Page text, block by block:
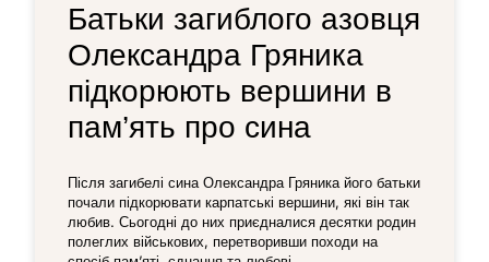
Батьки загиблого азовця
Олександра Гряника
підкорюють вершини в
пам’ять про сина
Після загибелі сина Олександра Гряника його батьки
почали підкорювати карпатські вершини, які він так
любив. Сьогодні до них приєдналися десятки родин
полеглих військових, перетворивши походи на